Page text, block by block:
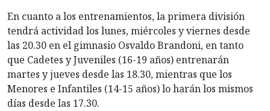
En cuanto a los entrenamientos, la primera división
tendrá actividad los lunes, miércoles y viernes desde
las 20.30 en el gimnasio Osvaldo Brandoni, en tanto
que Cadetes y Juveniles (16-19 años) entrenarán
martes y jueves desde las 18.30, mientras que los
Menores e Infantiles (14-15 años) lo harán los mismos
días desde las 17.30.